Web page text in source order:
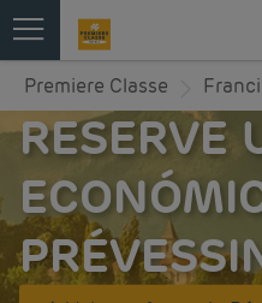
Premiere Classe
RESERVE